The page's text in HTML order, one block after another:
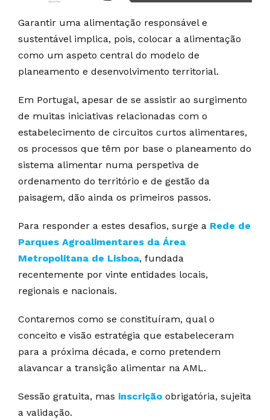
Garantir uma alimentação responsável e
sustentável implica, pois, colocar a alimentação
como um aspeto central do modelo de
planeamento e desenvolvimento territorial.
Em Portugal, apesar de se assistir ao surgimento
de muitas iniciativas relacionadas com o
estabelecimento de circuitos curtos alimentares,
os processos que têm por base o planeamento do
sistema alimentar numa perspetiva de
ordenamento do território e de gestão da
paisagem, dão ainda os primeiros passos.
Para responder a estes desafios, surge a Rede de
Parques Agroalimentares da Área
Metropolitana de Lisboa, fundada
recentemente por vinte entidades locais,
regionais e nacionais.
Contaremos como se constituíram, qual o
conceito e visão estratégia que estabeleceram
para a próxima década, e como pretendem
alavancar a transição alimentar na AML.
Sessão gratuita, mas inscrição obrigatória, sujeita
a validação.